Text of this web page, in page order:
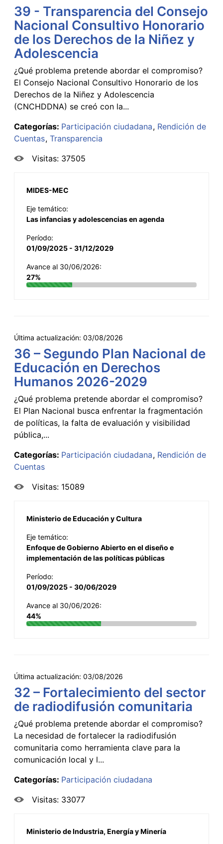
39 - Transparencia del Consejo
Nacional Consultivo Honorario
de los Derechos de la Niñez y
Adolescencia
¿Qué problema pretende abordar el compromiso?
El Consejo Nacional Consultivo Honorario de los
Derechos de la Niñez y Adolescencia
(CNCHDDNA) se creó con la...
Categorías: Participación ciudadana Rendición de
Cuentas Transparencia
Visitas: 37505
MIDES-MEC
Eje temático:
Las infancias y adolescencias en agenda
Período:
01/09/2025 - 31/12/2029
Avance al 30/06/2026:
27%
Última actualización: 03/08/2026
36 – Segundo Plan Nacional de
Educación en Derechos
Humanos 2026-2029
¿Qué problema pretende abordar el compromiso?
El Plan Nacional busca enfrentar la fragmentación
de políticas, la falta de evaluación y visibilidad
pública,...
Categorías: Participación ciudadana Rendición de
Cuentas
Visitas: 15089
Ministerio de Educación y Cultura
Eje temático:
Enfoque de Gobierno Abierto en el diseño e
implementación de las políticas públicas
Período:
01/09/2025 - 30/06/2029
Avance al 30/06/2026:
44%
Última actualización: 03/08/2026
32 – Fortalecimiento del sector
de radiodifusión comunitaria
¿Qué problema pretende abordar el compromiso?
La necesidad de fortalecer la radiodifusión
comunitaria como herramienta clave para la
comunicación local y l...
Categorías: Participación ciudadana
Visitas: 33077
Ministerio de Industria, Energía y Minería